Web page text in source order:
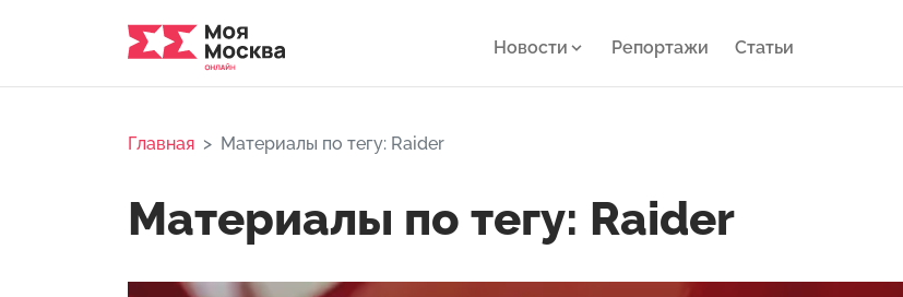
Новости Репортажи Статьи
Главная Материалы по тегу: Raider
Материалы по тегу: Raider